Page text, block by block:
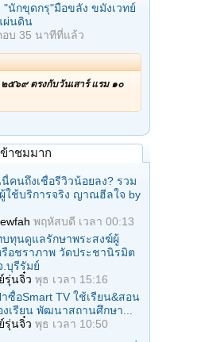
"นักขุดกรุ"มือขลัง ขมังเวทย์
ผ่นดิน
อบ 35 นาทีที่แล้ว
๕๖๙ ตรงกับวันเสาร์ แรม ๑๐
ข้าชมมาก
คนถึงเชื่อรีวิวน้อยลง? รวม
ใช้บริการจริง ญาณฮีลใจ by
พฤหัสบดี เวลา 00:13
ทุนดูแลรักษาพระสงฆ์ผู้
อชราภาพ วัดประชานิรมิต
.บุรีรัมย์
รุ่นจิ๋ว พุธ เวลา 15:16
ซื้อSmart TV ใช้เรียน&สอน
เรียน พัฒนาสถานศึกษา...
รุ่นจิ๋ว พุธ เวลา 10:50